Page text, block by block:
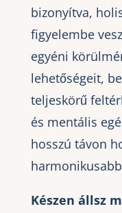
bizonyítva,
figyelembe
egyéni
lehetőségeit,
teljeskörű
és mentális
hosszú távon
Készen állsz